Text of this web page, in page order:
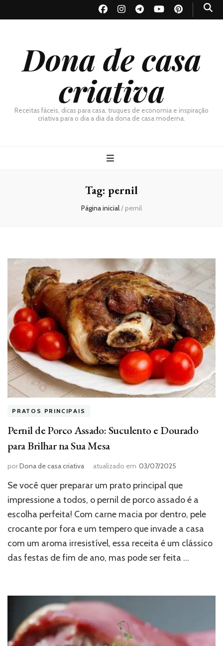
Dona de casa
criativa
Receitas fáceis, dicas para casa, truques de economia e inspiração
criativa para o dia a dia da dona de casa moderna.
Tag: pernil
Página inicial/ pernil
PRATOS PRINCIPAIS
Pernil de Porco Assado: Suculento e Dourado
para Brilhar na Sua Mesa
porDona de casa criativa atualizado em 03/07/2025
Se você quer preparar um prato principal que
impressione a todos, o pernil de porco assado é a
escolha perfeita! Com carne macia por dentro, pele
crocante por fora e um tempero que invade a casa
com um aroma irresistível, essa receita é um clássico
das festas de fim de ano, mas pode ser feita …